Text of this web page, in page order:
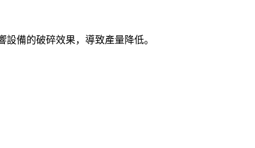
備的破碎效果，導致產量降低。